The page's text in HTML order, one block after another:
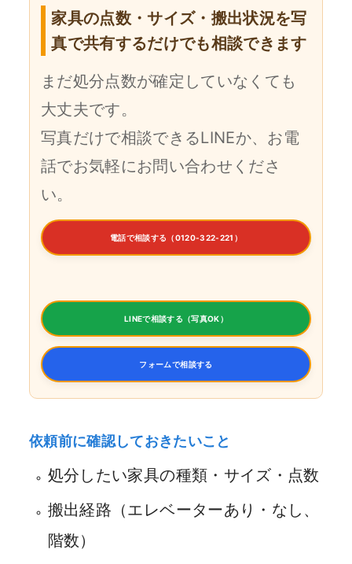
家具の点数・サイズ・搬出状況を写
真で共有するだけでも相談できます
まだ処分点数が確定していなくても
大丈夫です。
写真だけで相談できるLINEか、お電
話でお気軽にお問い合わせくださ
い。
電話で相談する（0120-322-221）
LINEで相談する（写真OK）
フォームで相談する
依頼前に確認しておきたいこと
処分したい家具の種類・サイズ・点数
搬出経路（エレベーターあり・なし、
階数）